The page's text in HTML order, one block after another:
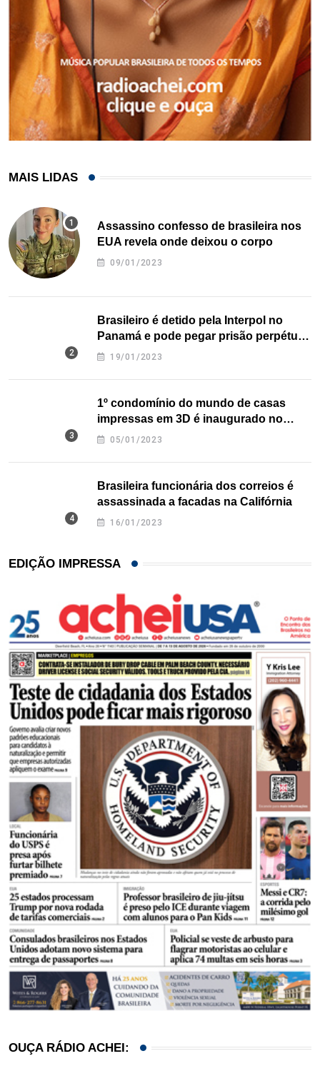
MAIS LIDAS
Assassino confesso de brasileira nos
EUA revela onde deixou o corpo
09/01/2023
Brasileiro é detido pela Interpol no
Panamá e pode pegar prisão perpétua
nos EUA
19/01/2023
1º condomínio do mundo de casas
impressas em 3D é inaugurado no
Texas
05/01/2023
Brasileira funcionária dos correios é
assassinada a facadas na Califórnia
16/01/2023
EDIÇÃO IMPRESSA
OUÇA RÁDIO ACHEI: